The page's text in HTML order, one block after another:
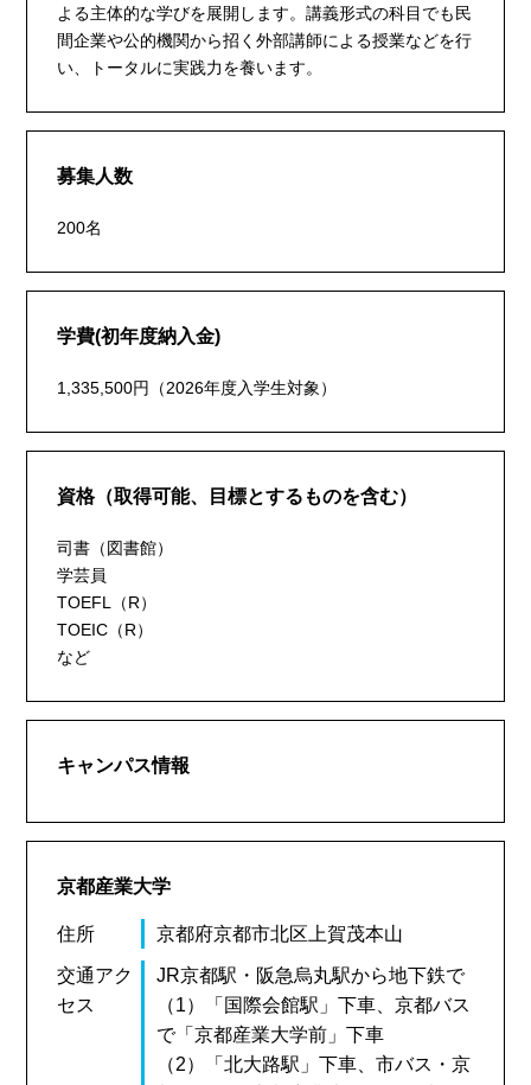
よる主体的な学びを展開します。講義形式の科目でも民
間企業や公的機関から招く外部講師による授業などを行
い、トータルに実践力を養います。
募集人数
200名
学費(初年度納入金)
1,335,500円（2026年度入学生対象）
資格（取得可能、目標とするものを含む）
司書（図書館）
学芸員
TOEFL（R）
TOEIC（R）
など
キャンパス情報
京都産業大学
住所 京都府京都市北区上賀茂本山
交通アク
セス
JR京都駅・阪急烏丸駅から地下鉄で
（1）「国際会館駅」下車、京都バス
で「京都産業大学前」下車
（2）「北大路駅」下車、市バス・京